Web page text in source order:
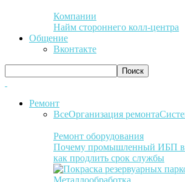
Компании
Найм стороннего колл-центра
Общение
Вконтакте
Ремонт
ВсеОрганизация ремонта
Ремонт оборудования
Почему промышленный ИБП
как продлить срок службы
Металлообработка